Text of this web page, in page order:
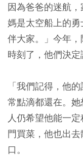
因為爸爸的迷航
媽是太空船上的
伴大家。」今年
時刻了，他們決定
「我們記得，他
常點滴都還在。
人仍希望他能一
門買菜，他也出
口。